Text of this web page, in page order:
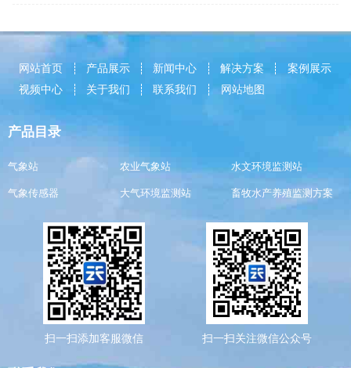
网站首页 产品展示 新闻中心 解决方案
案例展示
视频中心
关于我们 联系我们 网站地图
产品目录
气象站 农业气象站 水文环境监测站
气象传感器 大气环境监测站 畜牧水产养殖监测方案
扫一扫添加客服微信 扫一扫关注微信公众号